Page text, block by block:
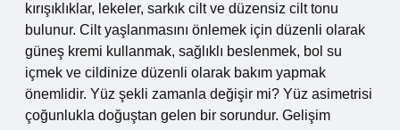
kırışıklıklar, lekeler, sarkık cilt ve düzensiz cilt tonu
bulunur. Cilt yaşlanmasını önlemek için düzenli olarak
güneş kremi kullanmak, sağlıklı beslenmek, bol su
içmek ve cildinize düzenli olarak bakım yapmak
önemlidir. Yüz şekli zamanla değişir mi? Yüz asimetrisi
çoğunlukla doğuştan gelen bir sorundur. Gelişim